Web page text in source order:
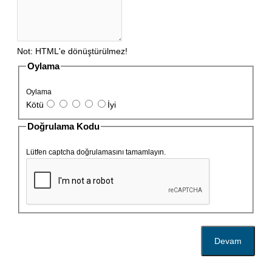
Not: HTML'e dönüştürülmez!
Oylama
Oylama
Kötü İyi
Doğrulama Kodu
Lütfen captcha doğrulamasını tamamlayın.
Devam